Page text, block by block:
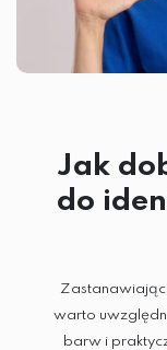
Jak
do
Zastanawiając
warto
barw i